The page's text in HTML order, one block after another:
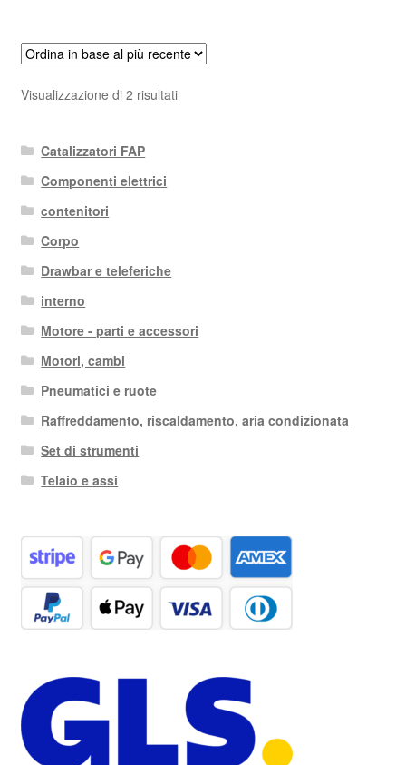
Visualizzazione di 2 risultatiOrdina
Catalizzatori FAP
Componenti elettrici
contenitori
Corpo
Drawbar e teleferiche
interno
Motore - parti e accessori
Motori, cambi
Pneumatici e ruote
Raffreddamento, riscaldamento, aria condizionata
Set di strumenti
Telaio e assi